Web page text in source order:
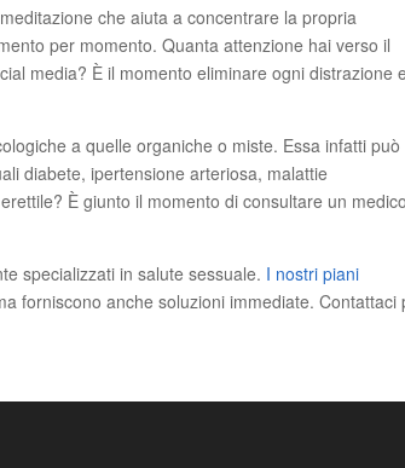
che aiuta a concentrare la propria
per momento. Quanta attenzione hai verso il
media? È il momento eliminare ogni distrazione e
a quelle organiche o miste. Essa infatti può
diabete, ipertensione arteriosa, malattie
È giunto il momento di consultare un medico
specializzati in salute sessuale. I nostri piani
forniscono anche soluzioni immediate. Contattaci